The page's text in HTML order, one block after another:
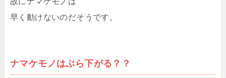
早く動けないのだそうです。
ナマケモノはぶら下がる？？